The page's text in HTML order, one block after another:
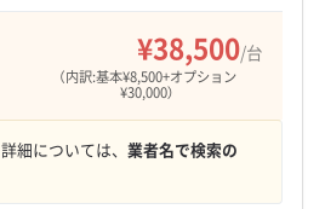
¥38,500/台
（内訳:基本¥8,500+オプション
¥30,000）
詳細については、 業者名で検索の